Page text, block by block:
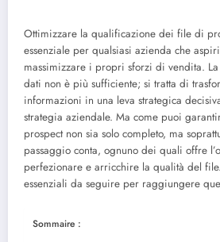
Ottimizzare la qualificazione dei file di
essenziale per qualsiasi azienda che
massimizzare i propri sforzi di vendita.
dati non è più sufficiente; si tratta di
informazioni in una leva strategica
strategia aziendale. Ma come puoi
prospect non sia solo completo, ma
passaggio conta, ognuno dei quali offre
perfezionare e arricchire la qualità del
essenziali da seguire per raggiungere
Sommaire :